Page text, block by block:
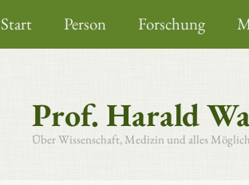
Inhalt
springen
Start Person Forschung
Prof. Harald
Über Wissenschaft, Medizin und alles